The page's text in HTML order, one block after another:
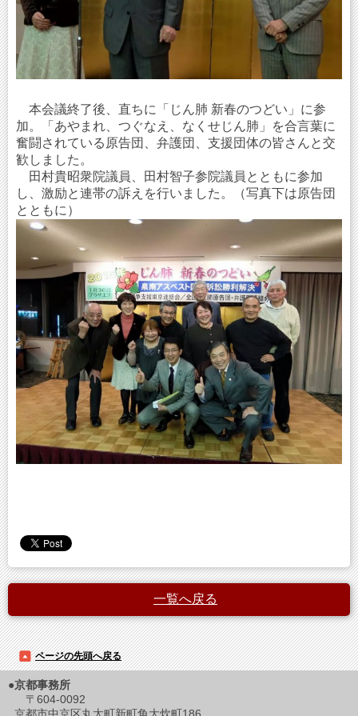
本会議終了後、直ちに「じん肺 新春のつどい」に参
加。「あやまれ、つぐなえ、なくせじん肺」を合言葉に
奮闘されている原告団、弁護団、支援団体の皆さんと交
歓しました。
田村貴昭衆院議員、田村智子参院議員とともに参加
し、激励と連帯の訴えを行いました。（写真下は原告団
とともに）
一覧へ戻る
ページの先頭へ戻る
●京都事務所
〒604-0092